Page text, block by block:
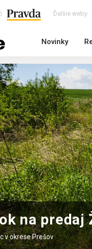
Ďalšie weby:
Novinky
na predaj
v okrese Prešov